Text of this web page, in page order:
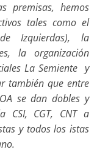
premisas, hemos
tales como el
Izquierdas), la
la organización
La Semiente y
también que entre
se dan dobles y
CSI, CGT, CNT a
y todos los istas